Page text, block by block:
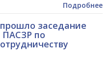
Подробнее
заседание
ПАСЗР по